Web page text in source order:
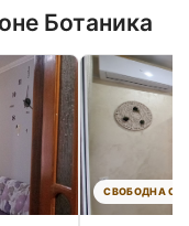
Ботаника
СВОБОДНА С